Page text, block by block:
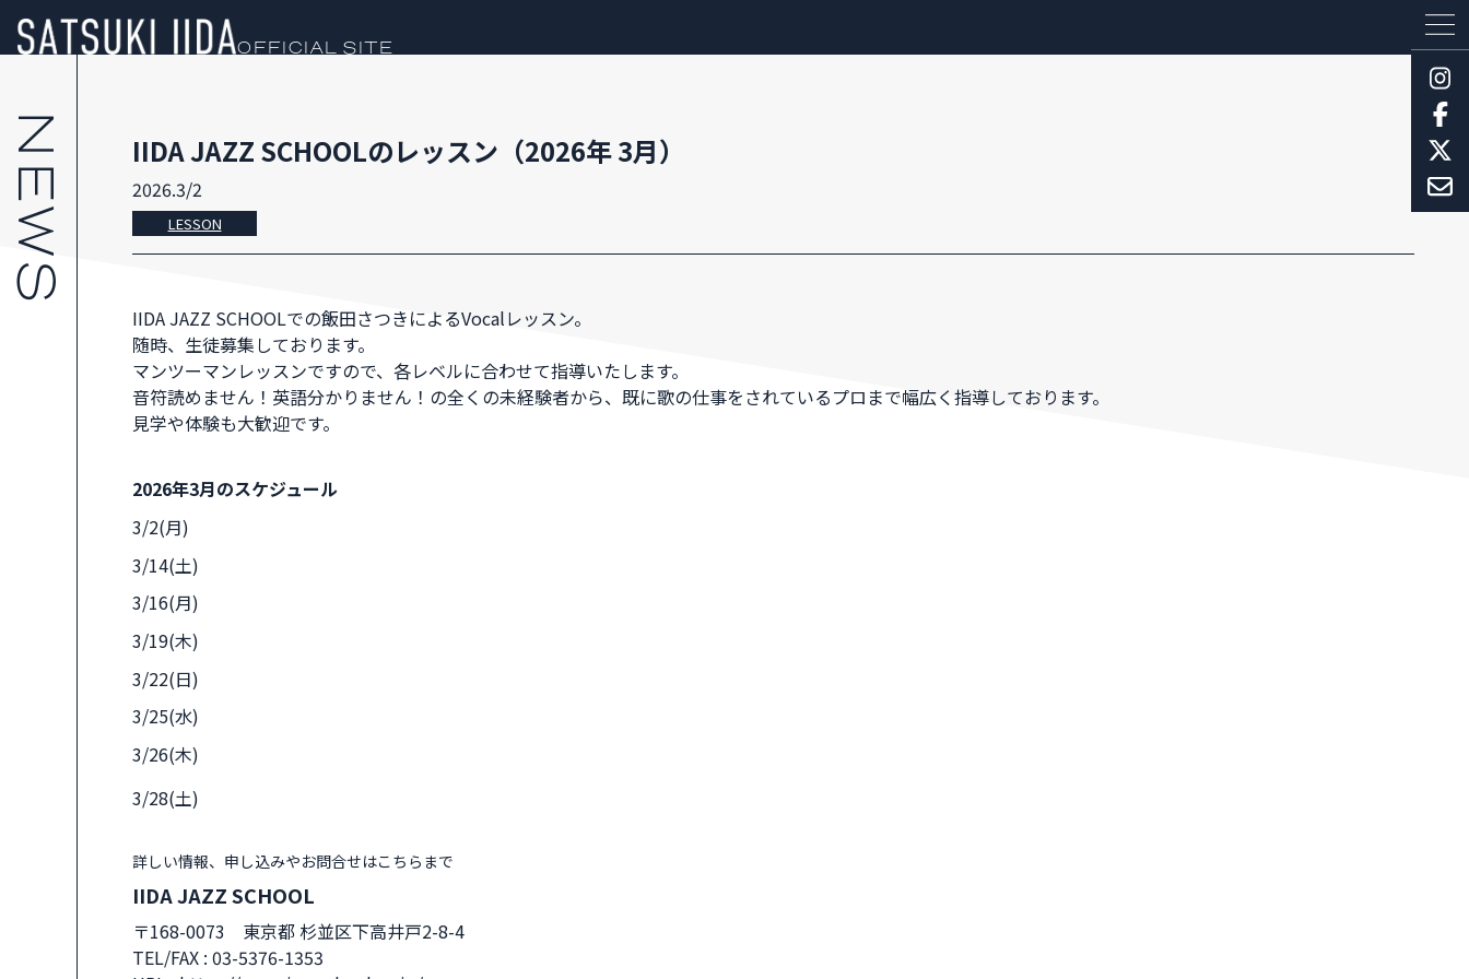
OFFICIAL SITE
PROFILE
IIDA JAZZ SCHOOLのレッスン（2026年 3月）
2026.3/2
LESSON
IIDA JAZZ SCHOOLでの飯田さつきによるVocalレッスン。
随時、生徒募集しております。
マンツーマンレッスンですので、各レベルに合わせて指導いたします。
音符読めません！英語分かりません！の全くの未経験者から、既に歌の仕事をされているプロまで幅広く指導しております。
見学や体験も大歓迎です。
2026年3月のスケジュール
3/2(月)
3/14(土)
3/16(月)
3/19(木)
3/22(日)
3/25(水)
3/26(木)
3/28(土)
詳しい情報、申し込みやお問合せはこちらまで
IIDA JAZZ SCHOOL
〒168-0073 東京都 杉並区下高井戸2-8-4
TEL/FAX : 03-5376-1353